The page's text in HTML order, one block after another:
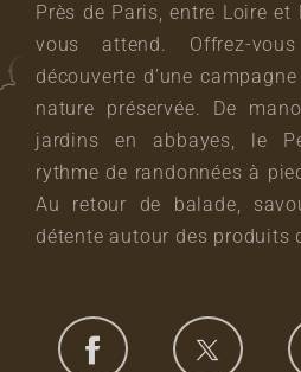
Près de Paris, entre Loire et
vous attend. Offrez-
découverte d’une
nature préservée. De
jardins en abbayes, le
rythme de randonnées à
Au retour de balade,
détente autour des produits